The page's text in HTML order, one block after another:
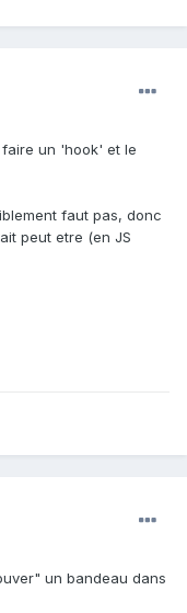
un 'hook' et le
faut pas, donc
peut etre (en JS
un bandeau dans